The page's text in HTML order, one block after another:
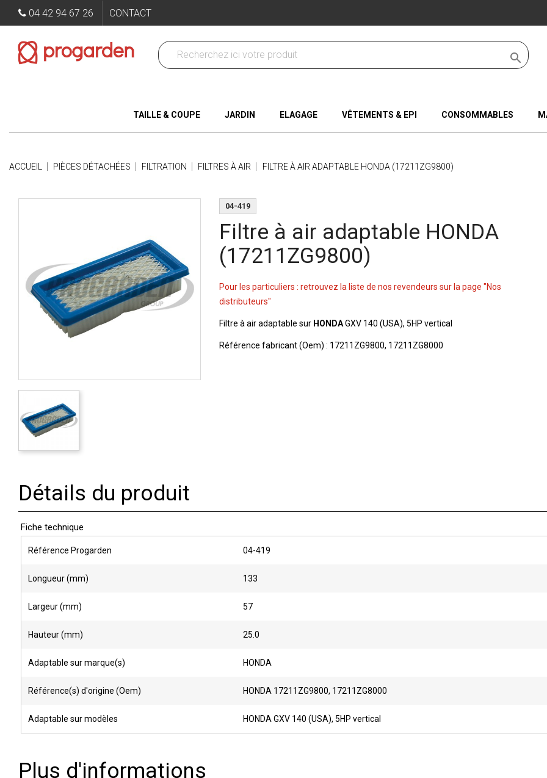
04 42 94 67 26 CONTACT

TAILLE & COUPE JARDIN ELAGAGE VÊTEMENTS & EPI CONSOMMABLES
ACCUEIL PIÈCES DÉTACHÉES FILTRATION FILTRES À AIR FILTRE À AIR ADAPTABLE HONDA (17211ZG9800)
04-419
Filtre à air adaptable HONDA
(17211ZG9800)
Pour les particuliers : retrouvez la liste de nos revendeurs sur la page "Nos
distributeurs"
Filtre à air adaptable sur HONDAGXV 140 (USA), 5HP vertical
Référence fabricant (Oem) : 17211ZG9800, 17211ZG8000
Détails du produit
Fiche technique
Référence Progarden 04-419
Longueur (mm) 133
Largeur (mm) 57
Hauteur (mm) 25.0
Adaptable sur marque(s) HONDA
Référence(s) d'origine (Oem) HONDA 17211ZG9800, 17211ZG8000
Adaptable sur modèles HONDA GXV 140 (USA), 5HP vertical
Plus d'informations